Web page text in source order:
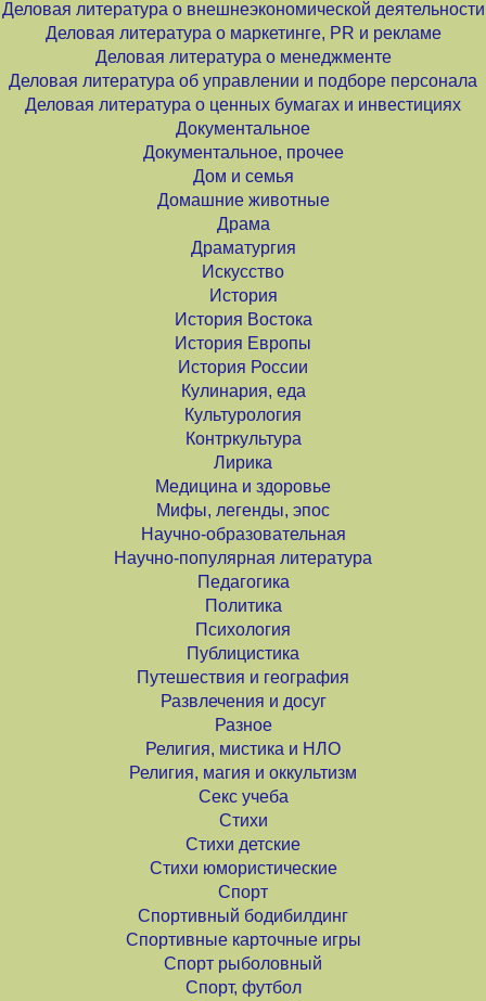
Деловая литература о внешнеэкономической деятельности
Деловая литература о маркетинге, PR и рекламе
Деловая литература о менеджменте
Деловая литература об управлении и подборе персонала
Деловая литература о ценных бумагах и инвестициях
Документальное
Документальное, прочее
Дом и семья
Домашние животные
Драма
Драматургия
Искусство
История
История Востока
История Европы
История России
Кулинария, еда
Культурология
Контркультура
Лирика
Медицина и здоровье
Мифы, легенды, эпос
Научно-образовательная
Научно-популярная литература
Педагогика
Политика
Психология
Публицистика
Путешествия и география
Развлечения и досуг
Разное
Религия, мистика и НЛО
Религия, магия и оккультизм
Секс учеба
Стихи
Стихи детские
Стихи юмористические
Спорт
Спортивный бодибилдинг
Спортивные карточные игры
Спорт рыболовный
Спорт, футбол